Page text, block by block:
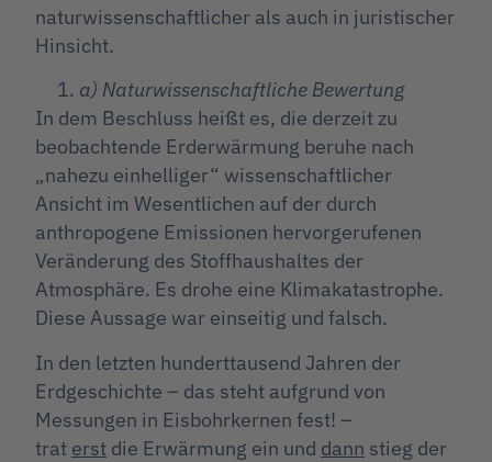
naturwissenschaftlicher als auch in juristischer
Hinsicht.
a) Naturwissenschaftliche Bewertung
In dem Beschluss heißt es, die derzeit zu
beobachtende Erderwärmung beruhe nach
„nahezu einhelliger“ wissenschaftlicher
Ansicht im Wesentlichen auf der durch
anthropogene Emissionen hervorgerufenen
Veränderung des Stoffhaushaltes der
Atmosphäre. Es drohe eine Klimakatastrophe.
Diese Aussage war einseitig und falsch.
In den letzten hunderttausend Jahren der
Erdgeschichte – das steht aufgrund von
Messungen in Eisbohrkernen fest! –
trat erst die Erwärmung ein und dann stieg der